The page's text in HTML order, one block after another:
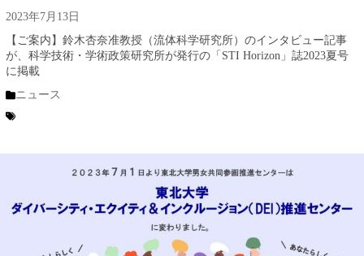
2023年7月13日
【ご案内】鈴木杏奈准教授（流体科学研究所）のインタビュー記事
が、科学技術・学術政策研究所が発行の「STI Horizon」誌2023夏号
に掲載
ニュース